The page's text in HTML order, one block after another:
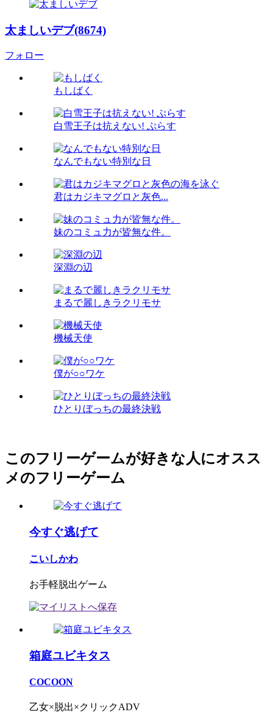
太ましいデブ(8674)
フォロー
もしばく
白雪王子は抗えない! ぷらす
なんでもない特別な日
君はカジキマグロと灰色...
妹のコミュ力が皆無な件。
深淵の辺
まるで麗しきラクリモサ
機械天使
僕が○○ワケ
ひとりぼっちの最終決戦
このフリーゲームが好きな人にオスス
メのフリーゲーム
今すぐ逃げて
こいしかわ
お手軽脱出ゲーム
箱庭ユビキタス
COCOON
乙女×脱出×クリックADV